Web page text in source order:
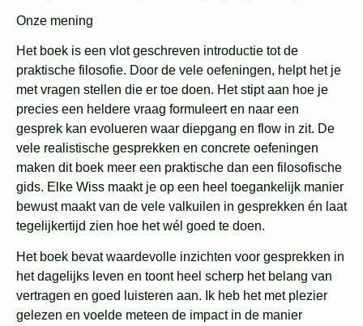
Onze mening
Het boek is een vlot geschreven introductie tot de
praktische filosofie. Door de vele oefeningen, helpt het je
met vragen stellen die er toe doen. Het stipt aan hoe je
precies een heldere vraag formuleert en naar een
gesprek kan evolueren waar diepgang en flow in zit. De
vele realistische gesprekken en concrete oefeningen
maken dit boek meer een praktische dan een filosofische
gids. Elke Wiss maakt je op een heel toegankelijk manier
bewust maakt van de vele valkuilen in gesprekken én laat
tegelijkertijd zien hoe het wél goed te doen.
Het boek bevat waardevolle inzichten voor gesprekken in
het dagelijks leven en toont heel scherp het belang van
vertragen en goed luisteren aan. Ik heb het met plezier
gelezen en voelde meteen de impact in de manier